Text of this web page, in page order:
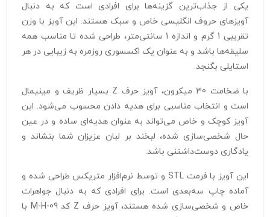
یکی از جذاب‌ترین گزینه‌ها برای افرادی است که به دنبال
آویزهای حروف انگلیسی خاص و سبک هستند. این آویز با وزن
تقریبی 1 گرم و اندازه 1 سانتی‌متر، طراحی شده تا مناسب همه
سلیقه‌ها باشد و به عنوان یک اکسسوری روزمره به زیبایی در هر
استایلی بگنجد.
با ضخامت 30 میکرون، آویز حرف Z بسیار ظریف و مینیمال
است و انتخاب مناسبی برای هدیه دادن محسوب می‌شود. این
آویز کوچک و خاص می‌تواند به عنوان هدیه‌ای ساده و در عین
حال شخصی‌سازی شده، لبخند بر لبان عزیزان شما بنشاند و
یادگاری دوست‌داشتنی باشد.
این آویز با فرمت STL و توسط نرم‌افزار متریکس طراحی شده و
آماده چاپ سه‌بعدی است. برای افرادی که به دنبال جواهرات
خاص و شخصی‌سازی شده هستند، آویز حرف Z کد M-H-09 با